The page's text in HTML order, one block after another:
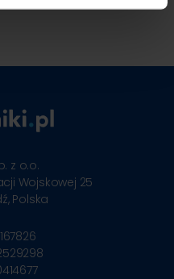
podczas
z o.o.
Wojskowej 25
Polska